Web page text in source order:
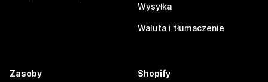
Wysyłka
Waluta i tłumaczenie
Zasoby Shopify